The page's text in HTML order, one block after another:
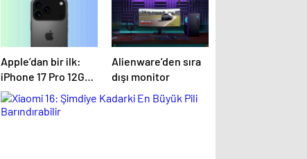
Apple’dan bir ilk:
iPhone 17 Pro 12GB
RAM ile gelecek
Alienware’den sıra
dışı monitor